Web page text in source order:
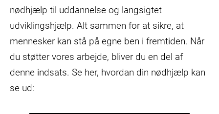
nødhjælp til uddannelse og langsigtet
udviklingshjælp. Alt sammen for at sikre, at
mennesker kan stå på egne ben i fremtiden. Når
du støtter vores arbejde, bliver du en del af
denne indsats. Se her, hvordan din nødhjælp kan
se ud: